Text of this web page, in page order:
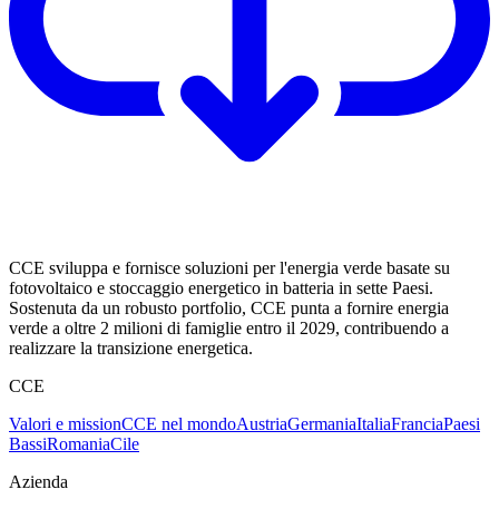
CCE sviluppa e fornisce soluzioni per l'energia verde basate su
fotovoltaico e stoccaggio energetico in batteria in sette Paesi.
Sostenuta da un robusto portfolio, CCE punta a fornire energia
verde a oltre 2 milioni di famiglie entro il 2029, contribuendo a
realizzare la transizione energetica.
CCE
Valori e missionCCE nel mondoAustriaGermaniaItaliaFranciaPaesi
BassiRomaniaCile
Azienda